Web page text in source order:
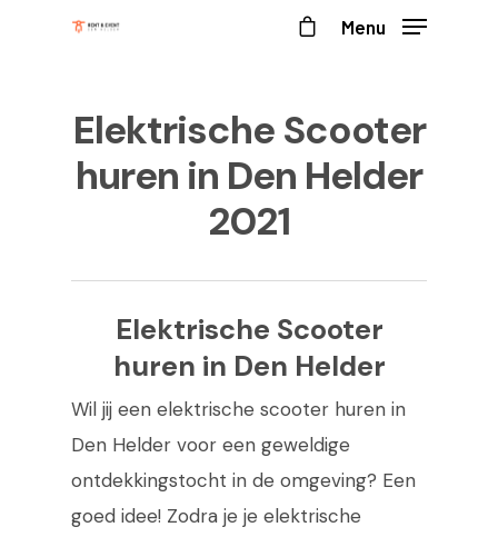
Menu
Elektrische Scooter
huren in Den Helder
2021
Elektrische Scooter
huren in Den Helder
Wil jij een elektrische scooter huren in
Den Helder voor een geweldige
ontdekkingstocht in de omgeving? Een
goed idee! Zodra je je elektrische